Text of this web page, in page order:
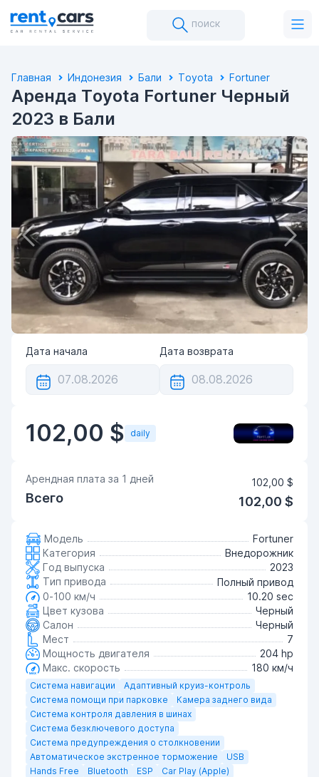
поиск
Главная Индонезия Бали Toyota Fortuner
Аренда Toyota Fortuner Черный
2023 в Бали
Дата начала Дата возврата
102,00 $ daily
Арендная плата за 1 дней 102,00 $
Всего 102,00 $
Модель
Fortuner
Категория
Внедорожник
Год выпуска
2023
Тип привода
Полный привод
0-100 км/ч
10.20 sec
Цвет кузова
Черный
Салон
Черный
Мест
7
Мощность двигателя
204 hp
Макс. скорость
180 км/ч
Система навигации
Адаптивный круиз-контроль
Система помощи при парковке
Камера заднего вида
Система контроля давления в шинах
Система безключевого доступа
Система предупреждения о столкновении
Автоматическое экстренное торможение
USB
Hands Free
Bluetooth ESP
Car Play (Apple)